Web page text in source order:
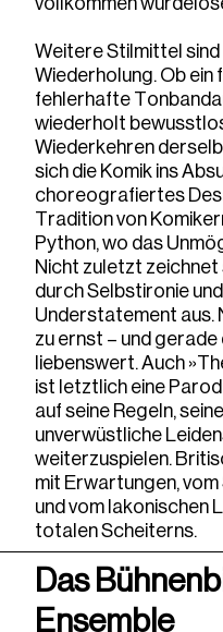
Weitere Stilmittel sind
Wiederholung. Ob
fehlerhafte
wiederholt
Wiederkehren
sich die Komik ins
choreografiertes
Tradition von
Python, wo das
Nicht zuletzt
durch Selbstironie
Understatement aus.
zu ernst – und
liebenswert. Auch
ist letztlich eine
auf seine Regeln,
unverwüstliche
weiterzuspielen.
mit Erwartungen,
und vom lakonischen
totalen Scheiterns.
Das
Ensemble